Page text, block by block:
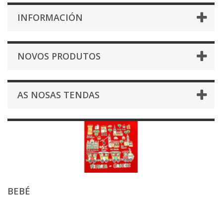
INFORMACIÓN
NOVOS PRODUTOS
AS NOSAS TENDAS
BEBÉ